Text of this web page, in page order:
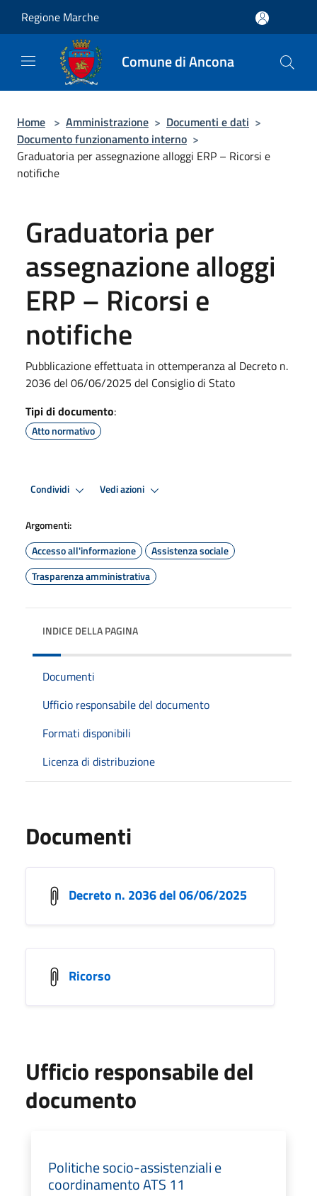
Regione Marche
Comune di Ancona
Home > Amministrazione > Documenti e dati >
Documento funzionamento interno >
Graduatoria per assegnazione alloggi ERP – Ricorsi e
notifiche
Graduatoria per
assegnazione alloggi
ERP – Ricorsi e
notifiche
Pubblicazione effettuata in ottemperanza al Decreto n.
2036 del 06/06/2025 del Consiglio di Stato
Tipi di documento:
Atto normativo
Condividi Vedi azioni
Argomenti:
Accesso all'informazione
Assistenza sociale
Trasparenza amministrativa
INDICE DELLA PAGINA
Documenti
Ufficio responsabile del documento
Formati disponibili
Licenza di distribuzione
Documenti
Decreto n. 2036 del 06/06/2025
Ricorso
Ufficio responsabile del
documento
Politiche socio-assistenziali e
coordinamento ATS 11